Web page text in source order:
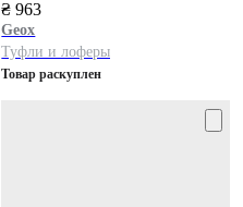
₴ 963
Geox
Туфли и лоферы
Товар раскуплен